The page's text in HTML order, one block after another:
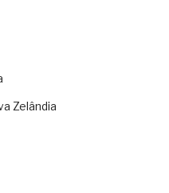
Zelândia